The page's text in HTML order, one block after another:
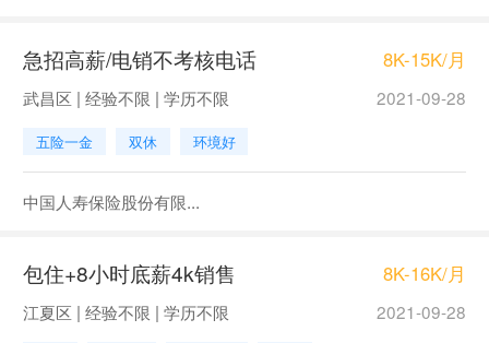
急招高薪/电销不考核电话 8K-15K/月
武昌区 | 经验不限 | 学历不限 2021-09-28
五险一金 双休 环境好
中国人寿保险股份有限...
包住+8小时底薪4k销售 8K-16K/月
江夏区 | 经验不限 | 学历不限 2021-09-28